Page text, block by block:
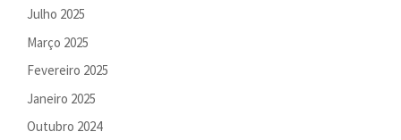
Julho 2025
Março 2025
Fevereiro 2025
Janeiro 2025
Outubro 2024